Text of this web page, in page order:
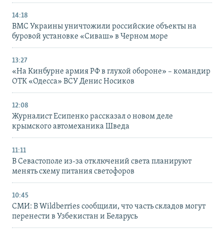
14:18
ВМС Украины уничтожили российские объекты на
буровой установке «Сиваш» в Черном море
13:27
«На Кинбурне армия РФ в глухой обороне» – командир
ОТК «Одесса» ВСУ Денис Носиков
12:08
Журналист Есипенко рассказал о новом деле
крымского автомеханика Шведа
11:11
В Севастополе из-за отключений света планируют
менять схему питания светофоров
10:45
СМИ: В Wildberries сообщили, что часть складов могут
перенести в Узбекистан и Беларусь